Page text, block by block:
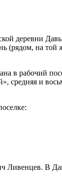
деревни
на той
в рабочий
средняя и
В